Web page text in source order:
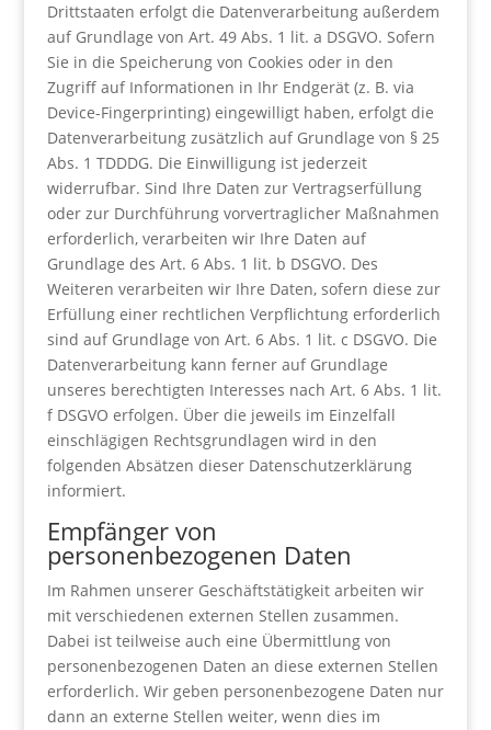
Drittstaaten erfolgt die Datenverarbeitung außerdem
auf Grundlage von Art. 49 Abs. 1 lit. a DSGVO. Sofern
Sie in die Speicherung von Cookies oder in den
Zugriff auf Informationen in Ihr Endgerät (z. B. via
Device-Fingerprinting) eingewilligt haben, erfolgt die
Datenverarbeitung zusätzlich auf Grundlage von § 25
Abs. 1 TDDDG. Die Einwilligung ist jederzeit
widerrufbar. Sind Ihre Daten zur Vertragserfüllung
oder zur Durchführung vorvertraglicher Maßnahmen
erforderlich, verarbeiten wir Ihre Daten auf
Grundlage des Art. 6 Abs. 1 lit. b DSGVO. Des
Weiteren verarbeiten wir Ihre Daten, sofern diese zur
Erfüllung einer rechtlichen Verpflichtung erforderlich
sind auf Grundlage von Art. 6 Abs. 1 lit. c DSGVO. Die
Datenverarbeitung kann ferner auf Grundlage
unseres berechtigten Interesses nach Art. 6 Abs. 1 lit.
f DSGVO erfolgen. Über die jeweils im Einzelfall
einschlägigen Rechtsgrundlagen wird in den
folgenden Absätzen dieser Datenschutzerklärung
informiert.
Empfänger von
personenbezogenen Daten
Im Rahmen unserer Geschäftstätigkeit arbeiten wir
mit verschiedenen externen Stellen zusammen.
Dabei ist teilweise auch eine Übermittlung von
personenbezogenen Daten an diese externen Stellen
erforderlich. Wir geben personenbezogene Daten nur
dann an externe Stellen weiter, wenn dies im